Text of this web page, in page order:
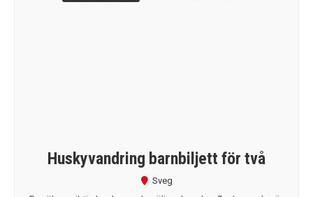
Huskyvandring barnbiljett för två
Sveg